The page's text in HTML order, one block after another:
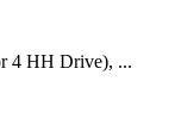
4 HH Drive), ...